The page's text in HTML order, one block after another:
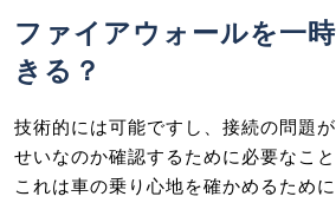
ファイアウォールを一
きる？
技術的には可能ですし、接続の問題
せいなのか確認するために必要なこ
これは車の乗り心地を確かめるため